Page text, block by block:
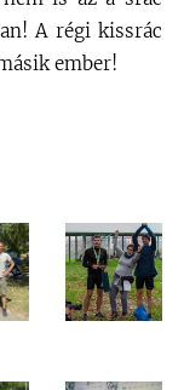
A régi kissrác
ember!